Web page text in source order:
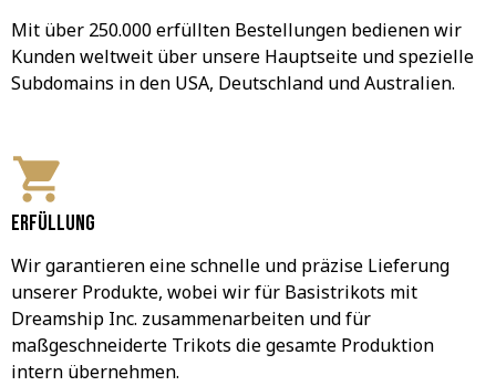
Mit über 250.000 erfüllten Bestellungen bedienen wir
Kunden weltweit über unsere Hauptseite und spezielle
Subdomains in den USA, Deutschland und Australien.
Erfüllung
Wir garantieren eine schnelle und präzise Lieferung
unserer Produkte, wobei wir für Basistrikots mit
Dreamship Inc. zusammenarbeiten und für
maßgeschneiderte Trikots die gesamte Produktion
intern übernehmen.